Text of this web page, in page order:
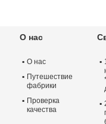
О нас
О нас
Путешествие
фабрики
Проверка
качества